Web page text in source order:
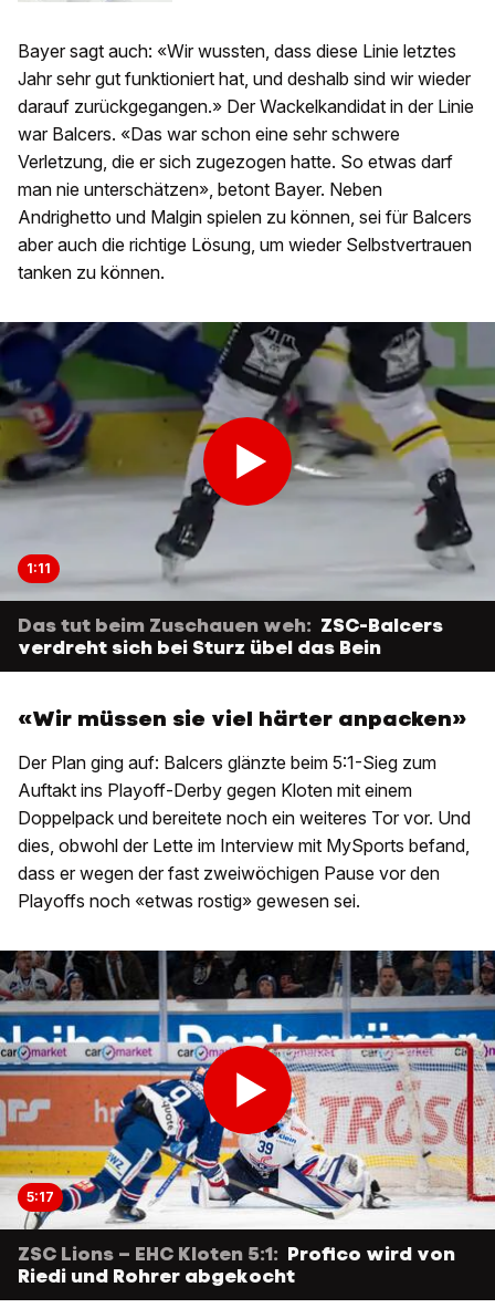
Bayer sagt auch: «Wir wussten, dass diese Linie letztes
Jahr sehr gut funktioniert hat, und deshalb sind wir wieder
darauf zurückgegangen.» Der Wackelkandidat in der Linie
war Balcers. «Das war schon eine sehr schwere
Verletzung, die er sich zugezogen hatte. So etwas darf
man nie unterschätzen», betont Bayer. Neben
Andrighetto und Malgin spielen zu können, sei für Balcers
aber auch die richtige Lösung, um wieder Selbstvertrauen
tanken zu können.
1:11
Das tut beim Zuschauen weh: ZSC-Balcers
verdreht sich bei Sturz übel das Bein
«Wir müssen sie viel härter anpacken»
Der Plan ging auf: Balcers glänzte beim 5:1-Sieg zum
Auftakt ins Playoff-Derby gegen Kloten mit einem
Doppelpack und bereitete noch ein weiteres Tor vor. Und
dies, obwohl der Lette im Interview mit MySports befand,
dass er wegen der fast zweiwöchigen Pause vor den
Playoffs noch «etwas rostig» gewesen sei.
5:17
ZSC Lions – EHC Kloten 5:1: Profico wird von
Riedi und Rohrer abgekocht